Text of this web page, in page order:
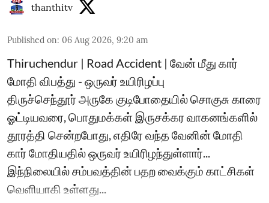
thanthitv
Published on: 06 Aug 2026, 9:20 am
Thiruchendur | Road Accident | வேன் மீது கார்
மோதி விபத்து - ஒருவர் உயிரிழப்பு
திருச்செந்தூர் அருகே குடிபோதையில் சொகுசு காரை
ஓட்டியவரை, பொதுமக்கள் இருசக்கர வாகனங்களில்
தூரத்தி சென்றபோது, எதிரே வந்த வேனின் மோதி
கார் மோதியதில் ஒருவர் உயிரிழந்துள்ளார்...
இந்நிலையில் சம்பவத்தின் பதற வைக்கும் காட்சிகள்
வெளியாகி உள்ளது...